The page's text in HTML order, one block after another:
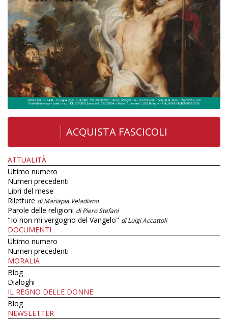
ACQUISTA FASCICOLI
ATTUALITÀ
Ultimo numero
Numeri precedenti
Libri del mese
Riletture di Mariapia Veladiano
Parole delle religioni di Piero Stefani
"Io non mi vergogno del Vangelo" di Luigi Accattoli
DOCUMENTI
Ultimo numero
Numeri precedenti
MORALIA
Blog
Dialoghi
IL REGNO DELLE DONNE
Blog
NEWSLETTER